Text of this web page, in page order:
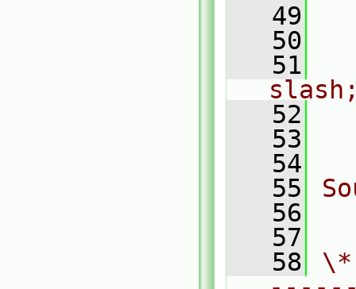
   49
   50
   51
   52
   53
   54
   55
   56
   57
   58